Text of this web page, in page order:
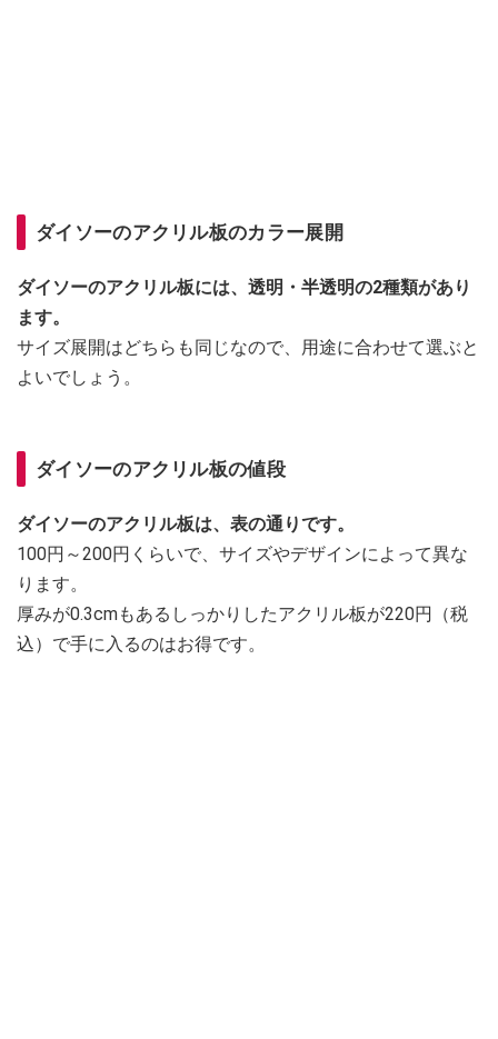
ダイソーのアクリル板のカラー展開
ダイソーのアクリル板には、透明・半透明の2種類があり
ます。
サイズ展開はどちらも同じなので、用途に合わせて選ぶと
よいでしょう。
ダイソーのアクリル板の値段
ダイソーのアクリル板は、表の通りです。
100円～200円くらいで、サイズやデザインによって異な
ります。
厚みが0.3cmもあるしっかりしたアクリル板が220円（税
込）で手に入るのはお得です。